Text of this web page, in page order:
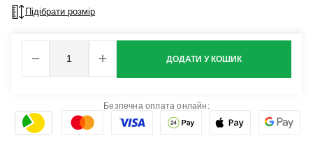
Підібрати розмір
ДОДАТИ У КОШИК
Безпечна оплата онлайн: